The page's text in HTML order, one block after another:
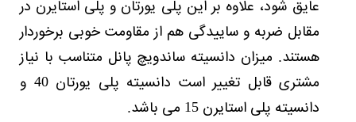
عایق شود، علاوه بر این پلی یورتان و پلی استایرن در
مقابل ضربه و ساییدگی هم از مقاومت خوبی برخوردار
هستند. میزان دانسیته ساندویچ پانل متناسب با نیاز
مشتری قابل تغییر است دانسیته پلی یورتان 40 و
دانسیته پلی استایرن 15 می باشد.